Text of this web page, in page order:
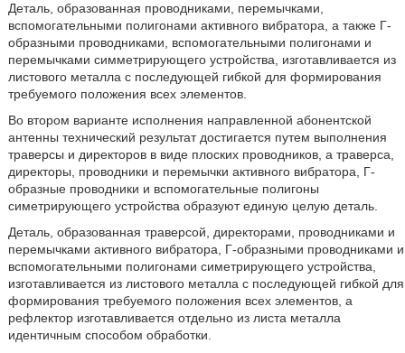
Деталь, образованная проводниками, перемычками,
вспомогательными полигонами активного вибратора, а также Г-
образными проводниками, вспомогательными полигонами и
перемычками симметрирующего устройства, изготавливается из
листового металла с последующей гибкой для формирования
требуемого положения всех элементов.
Во втором варианте исполнения направленной абонентской
антенны технический результат достигается путем выполнения
траверсы и директоров в виде плоских проводников, а траверса,
директоры, проводники и перемычки активного вибратора, Г-
образные проводники и вспомогательные полигоны
симетрирующего устройства образуют единую целую деталь.
Деталь, образованная траверсой, директорами, проводниками и
перемычками активного вибратора, Г-образными проводниками и
вспомогательными полигонами симетрирующего устройства,
изготавливается из листового металла с последующей гибкой для
формирования требуемого положения всех элементов, а
рефлектор изготавливается отдельно из листа металла
идентичным способом обработки.